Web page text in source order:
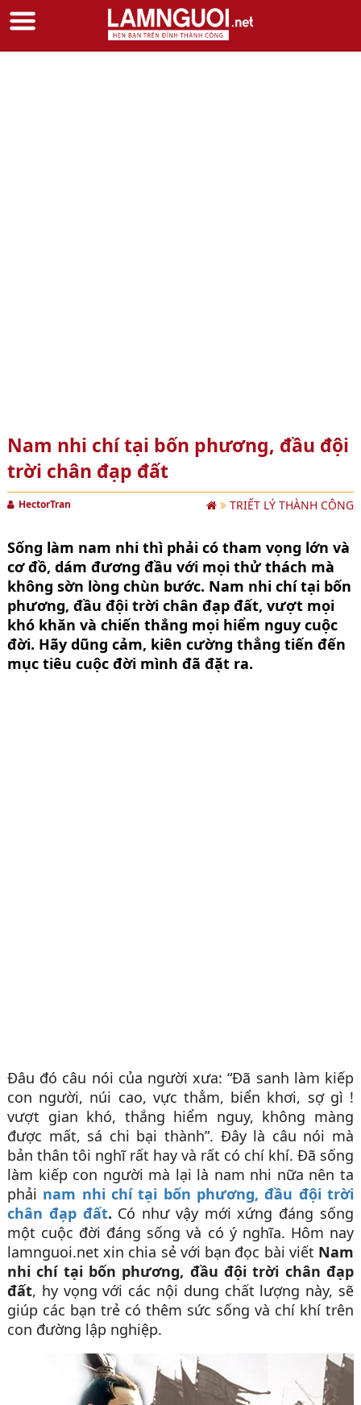
Nam nhi chí tại bốn phương, đầu đội
trời chân đạp đất
HectorTran TRIẾT LÝ THÀNH CÔNG
Sống làm nam nhi thì phải có tham vọng lớn và
cơ đồ, dám đương đầu với mọi thử thách mà
không sờn lòng chùn bước. Nam nhi chí tại bốn
phương, đầu đội trời chân đạp đất, vượt mọi
khó khăn và chiến thắng mọi hiểm nguy cuộc
đời. Hãy dũng cảm, kiên cường thẳng tiến đến
mục tiêu cuộc đời mình đã đặt ra.
Đâu đó câu nói của người xưa: “Đã sanh làm kiếp
con người, núi cao, vực thẳm, biển khơi, sợ gì !
vượt gian khó, thắng hiểm nguy, không màng
được mất, sá chi bại thành”. Đây là câu nói mà
bản thân tôi nghĩ rất hay và rất có chí khí. Đã sống
làm kiếp con người mà lại là nam nhi nữa nên ta
phải nam nhi chí tại bốn phương, đầu đội trời
chân đạp đất. Có như vậy mới xứng đáng sống
một cuộc đời đáng sống và có ý nghĩa. Hôm nay
lamnguoi.net xin chia sẻ với bạn đọc bài viết Nam
nhi chí tại bốn phương, đầu đội trời chân đạp
đất, hy vọng với các nội dung chất lượng này, sẽ
giúp các bạn trẻ có thêm sức sống và chí khí trên
con đường lập nghiệp.